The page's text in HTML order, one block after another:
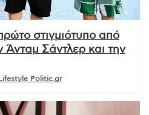
στιγμιότυπο από
Άνταμ Σάντλερ και την
Politic.gr